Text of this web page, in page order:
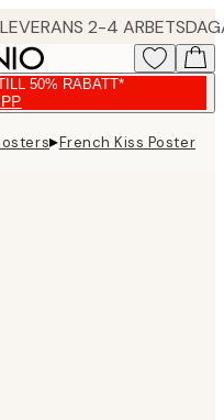
2-4
50% RABATT*
▸French Kiss Poster